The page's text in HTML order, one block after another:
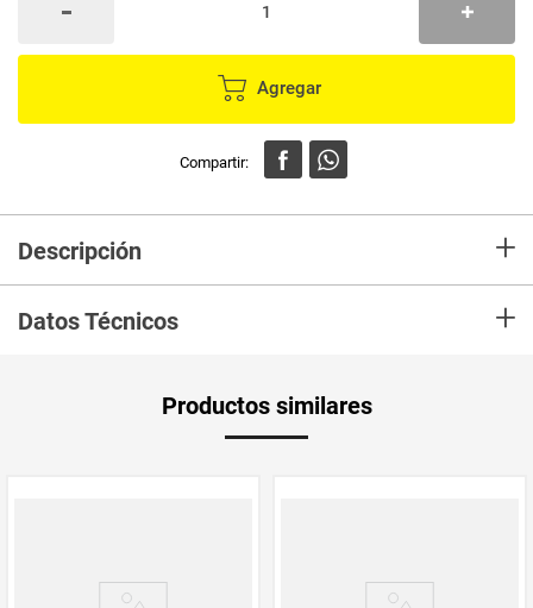
Agregar
Descripción +
“Blush” de Viña Maipo Classic Series, perfecto para disfrutar al medio día
cuando se está cocinando o recibiendo a los invitados.
Datos Técnicos +
Productos similares